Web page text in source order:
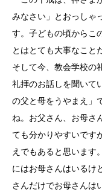
みなさい」とおっしゃ
す。子どもの頃からこ
とはとても大事なこと
そして今、教会学校の
礼拝のお話しを聞いて
の父と母をうやまえ」
ね。お父さん、お母さ
ても分かりやすいです
えでもあると思います
にはお母さんはいるけ
さんだけでお母さんは